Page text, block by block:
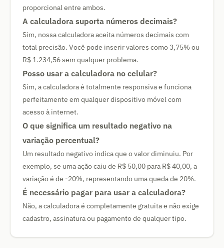
proporcional entre ambos.
A calculadora suporta números decimais?
Sim, nossa calculadora aceita números decimais com
total precisão. Você pode inserir valores como 3,75% ou
R$ 1.234,56 sem qualquer problema.
Posso usar a calculadora no celular?
Sim, a calculadora é totalmente responsiva e funciona
perfeitamente em qualquer dispositivo móvel com
acesso à internet.
O que significa um resultado negativo na
variação percentual?
Um resultado negativo indica que o valor diminuiu. Por
exemplo, se uma ação caiu de R$ 50,00 para R$ 40,00, a
variação é de -20%, representando uma queda de 20%.
É necessário pagar para usar a calculadora?
Não, a calculadora é completamente gratuita e não exige
cadastro, assinatura ou pagamento de qualquer tipo.